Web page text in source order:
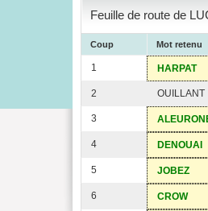
Feuille de route de
Coup Mot retenu
1 HARPAT
2 OUILLANT
3
4 DENOUAI
5 JOBEZ
6 CROW